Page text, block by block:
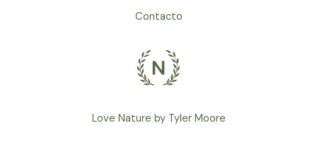
Contacto
Love Nature by Tyler Moore